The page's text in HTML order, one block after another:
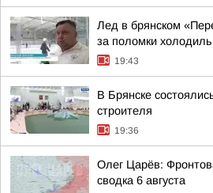
Лед в брянском
за поломки
19:43
В Брянске
строителя
19:36
Олег Царёв:
сводка 6 августа